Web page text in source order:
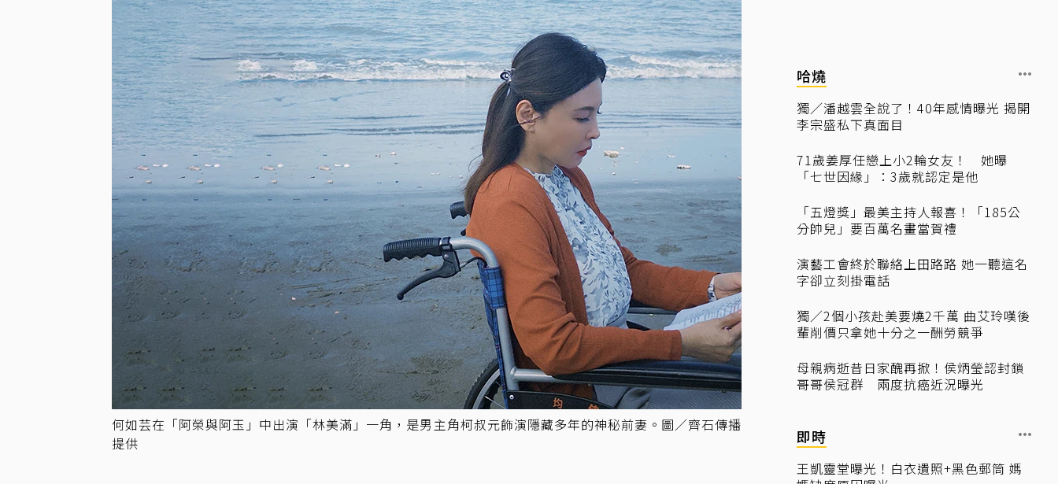
何如芸在「阿榮與阿玉」中出演「林美滿」一角，是男主角柯叔元飾演隱藏多年的神秘前妻。圖／齊石傳播
提供
哈燒
獨／潘越雲全說了！40年感情曝光 揭開
李宗盛私下真面目
71歲姜厚任戀上小2輪女友！ 她曝
「七世因緣」：3歲就認定是他
「五燈獎」最美主持人報喜！「185公
分帥兒」要百萬名畫當賀禮
演藝工會終於聯絡上田路路 她一聽這名
字卻立刻掛電話
獨／2個小孩赴美要燒2千萬 曲艾玲嘆後
輩削價只拿她十分之一酬勞競爭
母親病逝昔日家醜再掀！侯炳瑩認封鎖
哥哥侯冠群 兩度抗癌近況曝光
即時
王凱靈堂曝光！白衣遺照+黑色郵筒 媽